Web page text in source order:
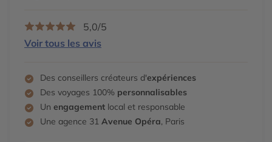
5,0/5
Voir tous les avis
Des conseillers créateurs d'expériences
Des voyages 100% personnalisables
Un engagement local et responsable
Une agence 31 Avenue Opéra, Paris